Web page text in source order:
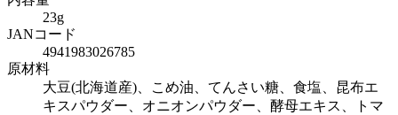
23g
JANコード
4941983026785
原材料
大豆(北海道産)、こめ油、てんさい糖、食塩、昆布エ
キスパウダー、オニオンパウダー、酵母エキス、トマ